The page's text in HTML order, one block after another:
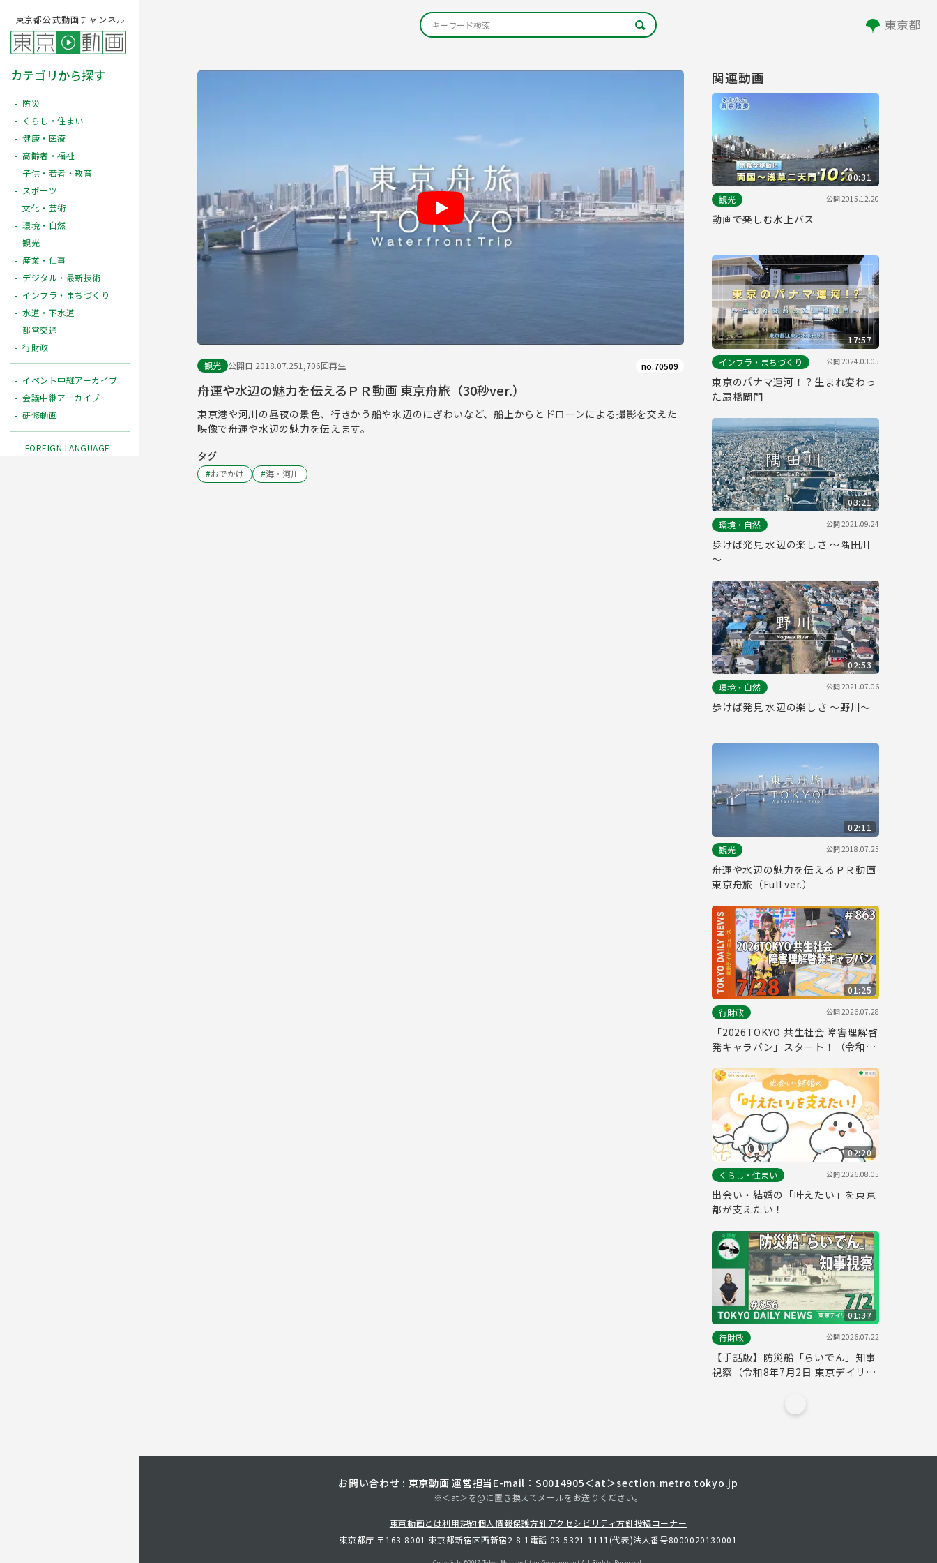
東京都公式動画チャンネル
カテゴリから探す
防災
くらし・住まい
健康・医療
高齢者・福祉
子供・若者・教育
スポーツ
文化・芸術
環境・自然
観光
産業・仕事
デジタル・最新技術
インフラ・まちづくり
水道・下水道
都営交通
行財政
イベント中継アーカイブ
会議中継アーカイブ
研修動画
FOREIGN LANGUAGE
Play
観光 公開日 2018.07.251,706回再生 no.70509
舟運や水辺の魅力を伝えるＰＲ動画 東京舟旅（30秒ver.）
東京港や河川の昼夜の景色、行きかう船や水辺のにぎわいなど、船上からとドローンによる撮影を交えた
映像で舟運や水辺の魅力を伝えます。
タグ
#おでかけ #海・河川
関連動画
00:31
観光
公開2015.12.20
動画で楽しむ水上バス
17:57
インフラ・まちづくり
公開2024.03.05
東京のパナマ運河！？生まれ変わっ
た扇橋閘門
03:21
環境・自然
公開2021.09.24
歩けば発見 水辺の楽しさ ～隅田川
～
02:53
環境・自然
公開2021.07.06
歩けば発見 水辺の楽しさ ～野川～
02:11
観光
公開2018.07.25
舟運や水辺の魅力を伝えるＰＲ動画
東京舟旅（Full ver.）
01:25
行財政
公開2026.07.28
「2026TOKYO 共生社会 障害理解啓
発キャラバン」スタート！（令和8
No.863）
02:20
くらし・住まい
公開2026.08.05
出会い・結婚の「叶えたい」を東京
都が支えたい！
01:37
行財政
公開2026.07.22
【手話版】防災船「らいでん」知事
視察（令和8年7月2日 東京デイリー
お問い合わせ : 東京動画 運営担当 E-mail：S0014905＜at＞section.metro.tokyo.jp
※＜at＞を@に置き換えてメールをお送りください。
東京動画とは利用規約個人情報保護方針アクセシビリティ方針投稿コーナー
東京都庁 〒163-8001 東京都新宿区西新宿2-8-1 電話 03-5321-1111(代表)法人番号8000020130001